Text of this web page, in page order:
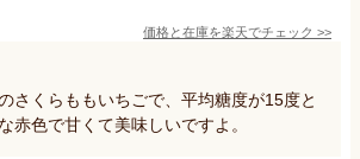
価格と在庫を楽天でチェック >>
さくらももいちごで、平均糖度が15度と
赤色で甘くて美味しいですよ。